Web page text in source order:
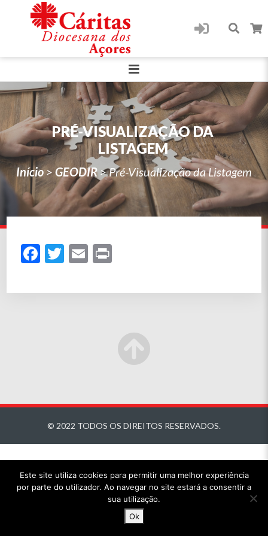
PRÉ-VISUALIZAÇÃO DA
LISTAGEM
Início > GEODIR >Pré-Visualização da Listagem
Facebook
Twitter
Email
© 2022 TODOS OS DIREITOS RESERVADOS.
Este site utiliza cookies para permitir uma melhor experiência
por parte do utilizador. Ao navegar no site estará a consentir a
sua utilização.
Ok